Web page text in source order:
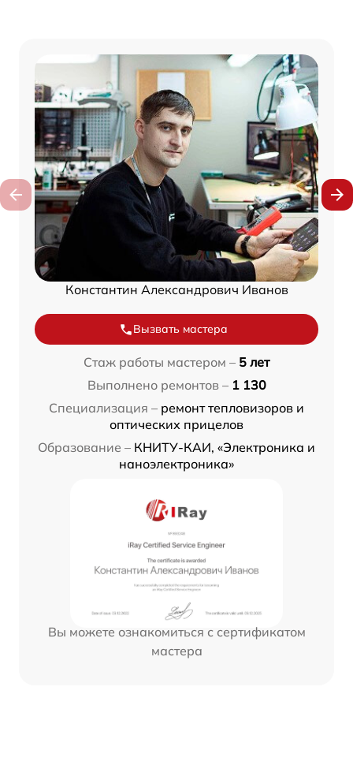
Константин Александрович Иванов
Вызвать мастера
Стаж работы мастером – 5 лет
Выполнено ремонтов – 1 130
Специализация – ремонт тепловизоров и
оптических прицелов
Образование – КНИТУ-КАИ, «Электроника и
наноэлектроника»
Вы можете ознакомиться с сертификатом
мастера